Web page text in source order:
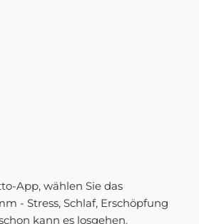
App, wählen Sie das
- Stress, Schlaf, Erschöpfung
kann es losgehen.